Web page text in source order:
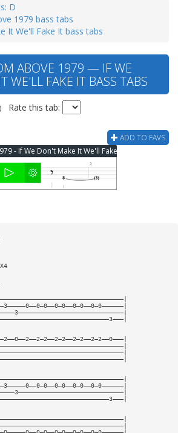
D
1979 bass tabs
It We'll Fake It bass tabs
ABOVE 1979 — IF WE
WE'LL FAKE IT BASS TABS
Rate this tab:
ADD TO FAVS
- If We Don't Make It We'll Fake It Bass Tab